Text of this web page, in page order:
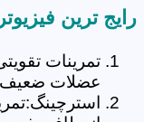
رایج ترین
تمرینات
عضلات ضعیف